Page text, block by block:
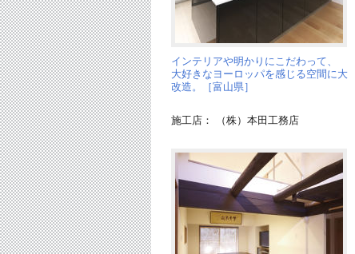
インテリアや明かりにこだわって、
大好きなヨーロッパを感じる空間に大
改造。［富山県］
施工店： （株）本田工務店